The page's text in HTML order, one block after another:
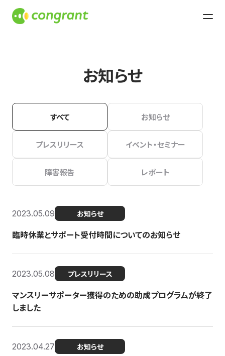
お知らせ
すべて お知らせ
プレスリリース イベント・セミナー
障害報告 レポート
2023.05.09 お知らせ
臨時休業とサポート受付時間についてのお知らせ
2023.05.08 プレスリリース
マンスリーサポーター獲得のための助成プログラムが終了
しました
2023.04.27 お知らせ